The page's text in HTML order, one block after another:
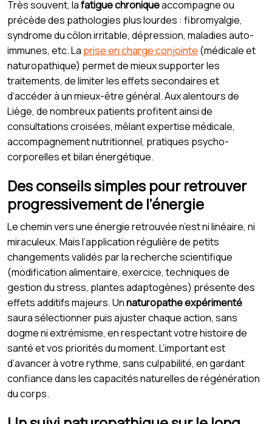
Très souvent, lafatigue chroniqueaccompagne ou
précède des pathologies plus lourdes : fibromyalgie,
syndrome du côlon irritable, dépression, maladies auto-
immunes, etc. La prise en charge conjointe (médicale et
naturopathique) permet de mieux supporter les
traitements, de limiter les effets secondaires et
d’accéder à un mieux-être général. Aux alentours de
Liège, de nombreux patients profitent ainsi de
consultations croisées, mêlant expertise médicale,
accompagnement nutritionnel, pratiques psycho-
corporelles et bilan énergétique.
Des conseils simples pour retrouver
progressivement de l’énergie
Le chemin vers une énergie retrouvée n’est ni linéaire, ni
miraculeux. Mais l’application régulière de petits
changements validés par la recherche scientifique
(modification alimentaire, exercice, techniques de
gestion du stress, plantes adaptogènes) présente des
effets additifs majeurs. Unnaturopathe expérimenté
saura sélectionner puis ajuster chaque action, sans
dogme ni extrémisme, en respectant votre histoire de
santé et vos priorités du moment. L’important est
d’avancer à votre rythme, sans culpabilité, en gardant
confiance dans les capacités naturelles de régénération
du corps.